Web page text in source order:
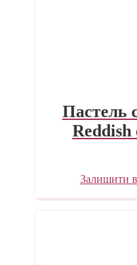
Пастель
Залишити